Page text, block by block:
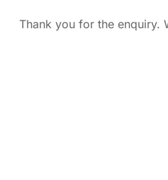
Thank you for the enquiry.